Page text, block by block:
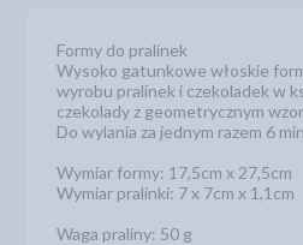
Formy do pralinek
Wysoko gatunkowe włoskie
wyrobu pralinek i czekoladek w
czekolady z geometrycznym
Do wylania za jednym razem 6
Wymiar formy: 17,5cm x 27,5cm
Wymiar pralinki: 7 x 7cm x 1,1cm
Waga praliny: 50 g